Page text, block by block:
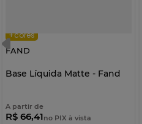
+cores
FAND
Base Líquida Matte - Fand
A partir de
R$ 66,41no PIX à vista